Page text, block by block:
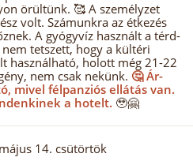
örültünk. 🥰 A személyzet
volt. Számunkra az étkezés
A gyógyvíz használt a térd-
tetszett, hogy a kültéri
használható, holott még 21-22
nem csak nekünk. 🤔 Ár-
mivel félpanziós ellátás van.
a hotelt. 🥹🤗
14. csütörtök